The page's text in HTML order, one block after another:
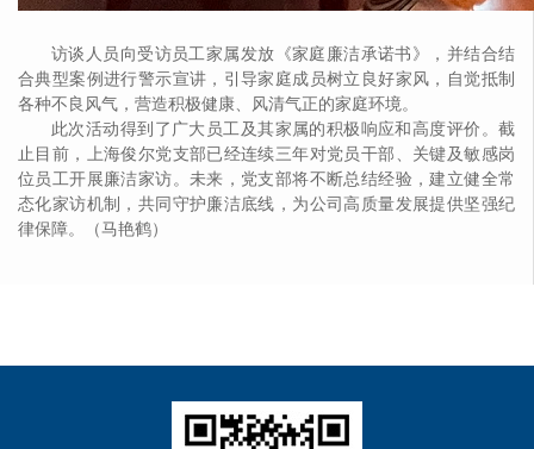
访谈人员向受访员工家属发放《家庭廉洁承诺书》，并结合结
合典型案例进行警示宣讲，引导家庭成员树立良好家风，自觉抵制
各种不良风气，营造积极健康、风清气正的家庭环境。
此次活动得到了广大员工及其家属的积极响应和高度评价。截
止目前，上海俊尔党支部已经连续三年对党员干部、关键及敏感岗
位员工开展廉洁家访。未来，党支部将不断总结经验，建立健全常
态化家访机制，共同守护廉洁底线，为公司高质量发展提供坚强纪
律保障。（马艳鹤）